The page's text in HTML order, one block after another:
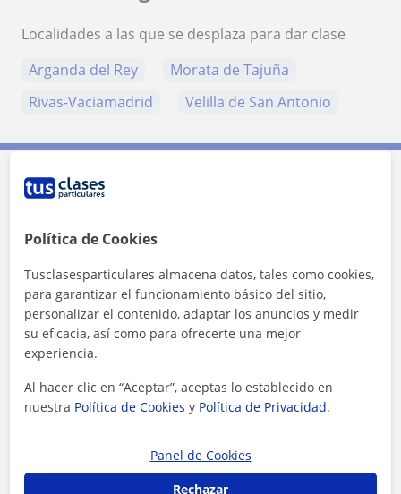
Localidades a las que se desplaza para dar clase
Arganda del Rey
Morata de Tajuña
Rivas-Vaciamadrid
Velilla de San Antonio
Contacta con Regina
Tarifa
Política de Cookies
Tusclasesparticulares almacena datos, tales como cookies,
para garantizar el funcionamiento básico del sitio,
personalizar el contenido, adaptar los anuncios y medir
su eficacia, así como para ofrecerte una mejor
experiencia.
Al hacer clic en “Aceptar”, aceptas lo establecido en
nuestra Política de Cookies y Política de Privacidad.
Panel de Cookies
Rechazar